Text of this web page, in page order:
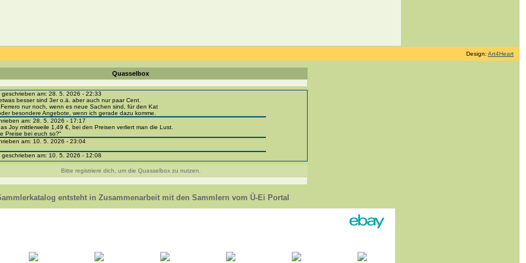
Design: Art4Heart
Quasselbox
geschrieben am: 28. 5. 2026 - 22:33
besser sind 3er o.ä. aber auch nur paar Cent.
nur noch, wenn es neue Sachen sind, für den Kat
besondere Angebote, wenn ich gerade dazu komme.
am: 28. 5. 2026 - 17:17
Joy mittlerweile 1,49 €, bei den Preisen verliert man die Lust.
Preise bei euch so?“
am: 10. 5. 2026 - 23:04
geschrieben am: 10. 5. 2026 - 12:08
portal-sammlerkatalog.de/categories.php?cat_id=1043
- BPZ obere Reihe
zur Strafe die nächsten 3 Monate keine Ü-Eier bekommen ;))
310, 318 und 326 habe ich keine BPZ
leider weggeworfen *grrrr* ;)
am: 29. 4. 2026 - 18:04
Erinnerung ... oder?
Bitte registriere dich, um die Quasselbox zu nutzen.
entsteht in Zusammenarbeit mit den Sammlern vom Ü-Ei Portal